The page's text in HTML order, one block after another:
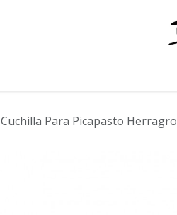
Cuchilla Para Picapasto Herragro